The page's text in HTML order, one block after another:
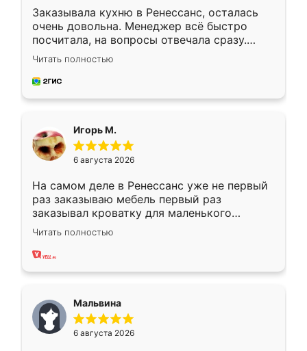
Заказывала кухню в Ренессанс, осталась
очень довольна. Менеджер всё быстро
посчитала, на вопросы отвечала сразу.
Замерщик приехал в субботу, подошёл к
делу со всей ответственностью. Собрали
за день, ребята работали аккуратно, даже
Читать полностью
Игорь М.
6 августа 2026
На самом деле в Ренессанс уже не первый
раз заказываю мебель первый раз
заказывал кроватку для маленького
ребёнка при его рождении ,во второй раз
заказал шкаф-купе. По качеству очень
хорошее сборка достаточно быстрая,
меньше, здесь же он более разнообразный.
Мне нравится ,если что-то потребуется из
мебели буду заказывать только здесь.
Читать полностью
Мальвина
6 августа 2026